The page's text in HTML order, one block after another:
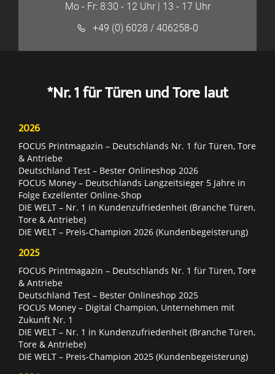
Mo - Fr: 8:30 - 12 Uhr | 13 - 17 Uhr
+49 (0) 6028 / 406258-0
*Nr. 1 für Türen und Tore laut
2026
FOCUS Printmagazin – Deutschlands Nr. 1 für Türen, Tore
& Antriebe
Deutschland Test – Bester Onlineshop 2026
FOCUS Money – Deutschlands Langzeitsieger 5 Jahre in
Folge Exzellenter Online-Shop
DIE WELT – Nr. 1 in Kundenzufriedenheit (Branche Türen,
Tore & Antriebe)
DIE WELT – Preis-Champion 2026 (Kundenbegeisterung)
2025
FOCUS Printmagazin – Deutschlands Nr. 1 für Türen, Tore
& Antriebe
Deutschland Test – Bester Onlineshop 2025
FOCUS Money – Digital Champion, Unternehmen mit
Zukunft Nr. 1
DIE WELT – Nr. 1 in Kundenzufriedenheit (Branche Türen,
Tore & Antriebe)
DIE WELT – Preis-Champion 2025 (Kundenbegeisterung)